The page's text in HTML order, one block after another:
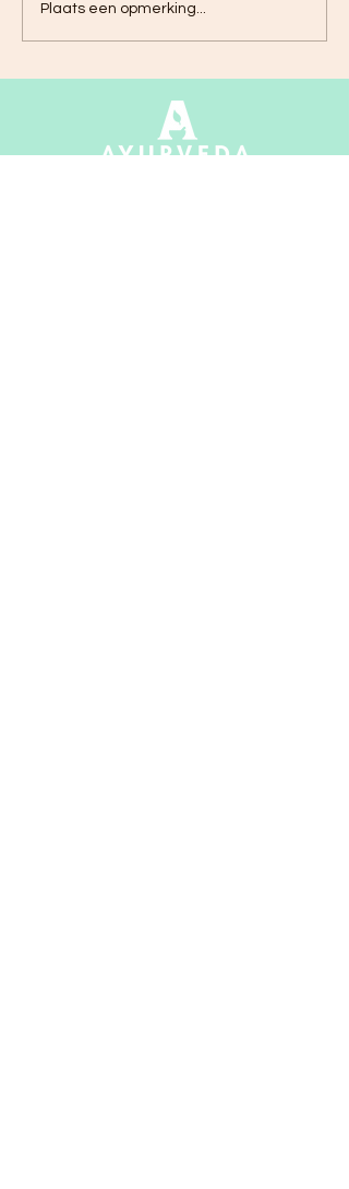
Paardenbloemthee
met kardemom
Plaats een opmerking...